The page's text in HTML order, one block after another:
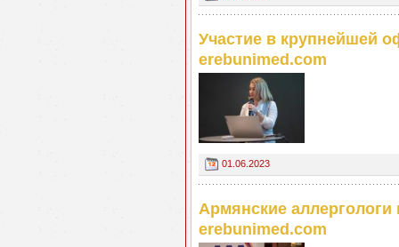
Участие в крупнейшей
erebunimed.com
01.06.2023
Армянские
erebunimed.com